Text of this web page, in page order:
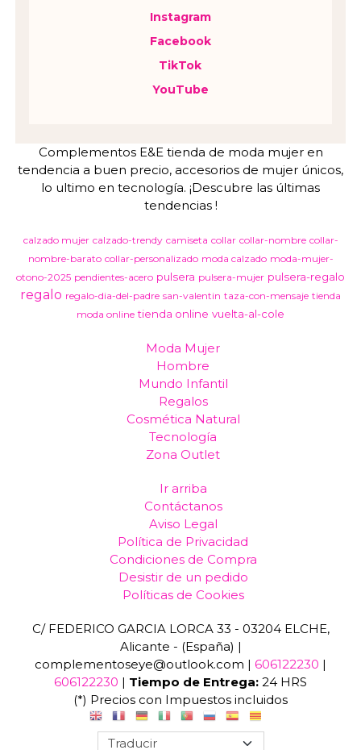
Instagram
Facebook
TikTok
YouTube
Complementos E&E tienda de moda mujer en
tendencia a buen precio, accesorios de mujer únicos,
lo ultimo en tecnología. ¡Descubre las últimas
tendencias !
calzado mujer calzado-trendy camiseta collar collar-nombre collar-
nombre-barato collar-personalizado moda calzado moda-mujer-
otono-2025 pendientes-acero pulsera pulsera-mujer pulsera-regalo
regalo regalo-dia-del-padre san-valentin taza-con-mensaje tienda
moda online tienda online vuelta-al-cole
Moda Mujer
Hombre
Mundo Infantil
Regalos
Cosmética Natural
Tecnología
Zona Outlet
Ir arriba
Contáctanos
Aviso Legal
Política de Privacidad
Condiciones de Compra
Desistir de un pedido
Políticas de Cookies
C/ FEDERICO GARCIA LORCA 33 - 03204 ELCHE,
Alicante - (España) |
complementoseye@outlook.com | 606122230 |
606122230 | Tiempo de Entrega: 24 HRS
(*) Precios con Impuestos incluidos